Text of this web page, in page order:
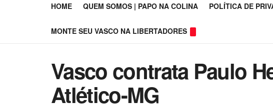
HOME QUEM SOMOS | PAPO NA COLINA POLÍTICA DE
MONTE SEU VASCO NA LIBERTADORES
Vasco contrata Paulo
Atlético-MG